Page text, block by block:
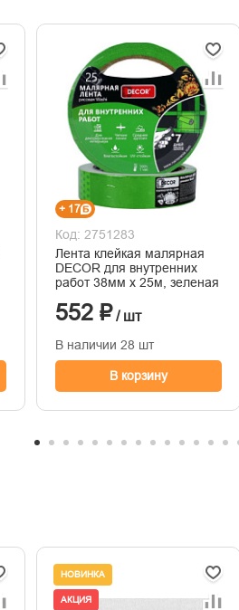
+ 17
Код: 2751283
Лента клейкая малярная
DECOR для внутренних
работ 38мм х 25м, зеленая
552 ₽/ шт
В наличии 28 шт
В корзину
НОВИНКА
АКЦИЯ